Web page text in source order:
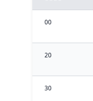
00
20
30